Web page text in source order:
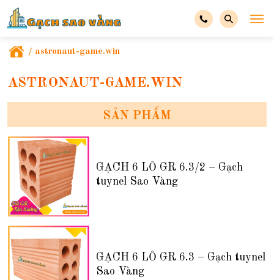
/ astronaut-game.win
ASTRONAUT-GAME.WIN
SẢN PHẨM
GẠCH 6 LỖ GR 6.3/2 – Gạch
tuynel Sao Vàng
GẠCH 6 LỖ GR 6.3 – Gạch tuynel
Sao Vàng